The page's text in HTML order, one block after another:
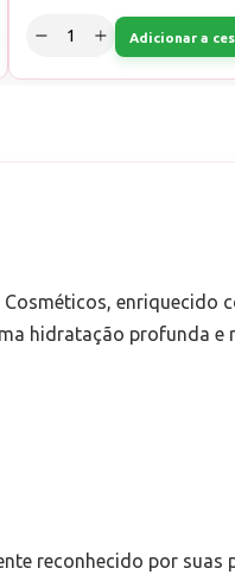
Adicionar a
enriquecido
hidratação profunda e
reconhecido por suas